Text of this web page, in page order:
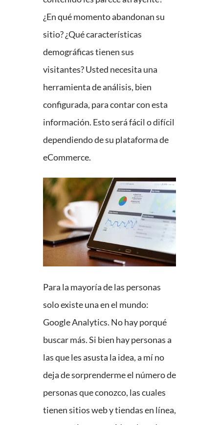
¿En qué momento abandonan su
sitio? ¿Qué características
demográficas tienen sus
visitantes? Usted necesita una
herramienta de análisis, bien
configurada, para contar con esta
información. Esto será fácil o difícil
dependiendo de su plataforma de
eCommerce.
Para la mayoría de las personas
solo existe una en el mundo:
Google Analytics. No hay porqué
buscar más. Si bien hay personas a
las que les asusta la idea, a mí no
deja de sorprenderme el número de
personas que conozco, las cuales
tienen sitios web y tiendas en línea,